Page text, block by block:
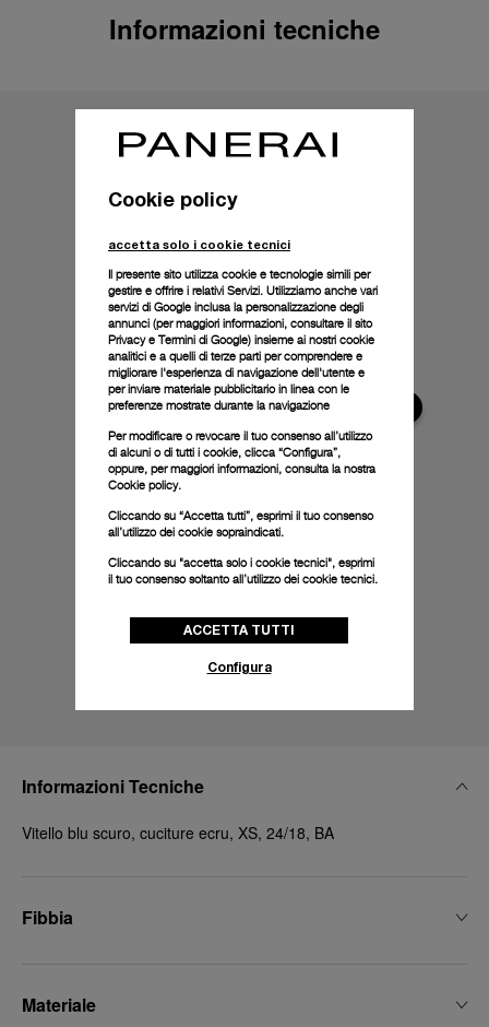
Informazioni tecniche
Informazioni Tecniche
Vitello blu scuro, cuciture ecru, XS, 24/18, BA
Fibbia
Materiale
Cookie policy
accetta solo i cookie tecnici
Il presente sito utilizza cookie e tecnologie simili per
gestire e offrire i relativi Servizi. Utilizziamo anche vari
servizi di Google inclusa la personalizzazione degli
annunci (per maggiori informazioni, consultare il sito
Privacy e Termini di Google) insieme ai nostri cookie
analitici e a quelli di terze parti per comprendere e
migliorare l'esperienza di navigazione dell'utente e
per inviare materiale pubblicitario in linea con le
preferenze mostrate durante la navigazione
Per modificare o revocare il tuo consenso all’utilizzo
di alcuni o di tutti i cookie, clicca “Configura”,
oppure, per maggiori informazioni, consulta la nostra
Cookie policy.
Cliccando su “Accetta tutti”, esprimi il tuo consenso
all’utilizzo dei cookie sopraindicati.
Cliccando su "accetta solo i cookie tecnici", esprimi
il tuo consenso soltanto all’utilizzo dei cookie tecnici.
ACCETTA TUTTI
Configura